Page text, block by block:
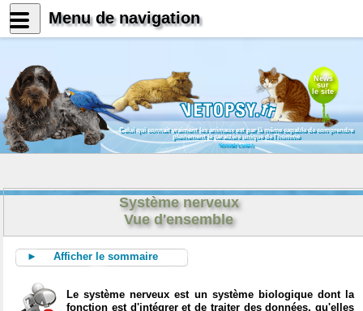
News
sur
le site
Celui qui connait vraiment les animaux est par là même capable de comprendre
pleinement le caractère unique de l'homme
Konrad Lorenz
Système nerveux
Vue d'ensemble
► Afficher le sommaire
Le système nerveux est un système biologique dont la
fonction est d'intégrer et de traiter des données, qu'elles
Menu de navigation